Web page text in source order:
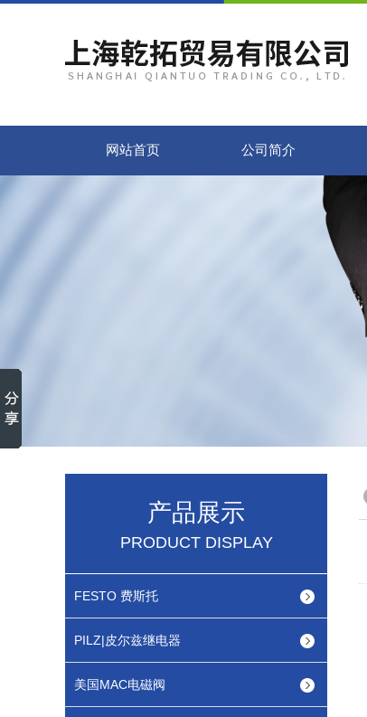
网站首页 公司简介
产品展示
PRODUCT DISPLAY
FESTO 费斯托
PILZ|皮尔兹继电器
美国MAC电磁阀